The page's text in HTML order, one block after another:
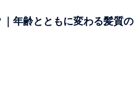
年齢とともに変わる髪質の